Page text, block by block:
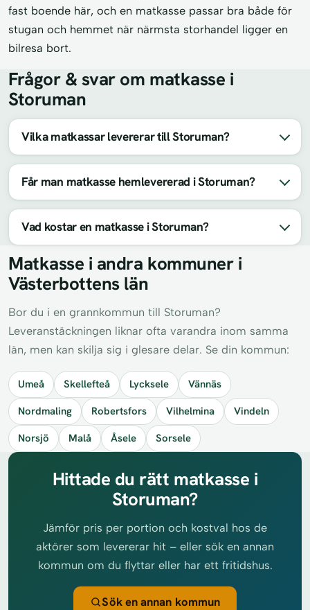
fast boende här, och en matkasse passar bra både för
stugan och hemmet när närmsta storhandel ligger en
bilresa bort.
Frågor & svar om matkasse i
Storuman
Vilka matkassar levererar till Storuman?
Får man matkasse hemlevererad i Storuman?
Vad kostar en matkasse i Storuman?
Matkasse i andra kommuner i
Västerbottens län
Bor du i en grannkommun till Storuman?
Leveranstäckningen liknar ofta varandra inom samma
län, men kan skilja sig i glesare delar. Se din kommun:
Umeå Skellefteå Lycksele
Vännäs
Nordmaling
Robertsfors Vilhelmina
Vindeln
Norsjö
Malå Åsele Sorsele
Hittade du rätt matkasse i
Storuman?
Jämför pris per portion och kostval hos de
aktörer som levererar hit – eller sök en annan
kommun om du flyttar eller har ett fritidshus.
Sök en annan kommun